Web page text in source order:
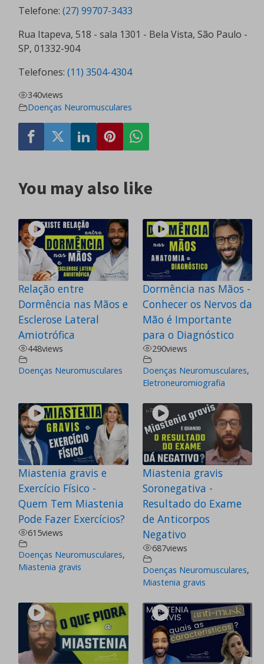
Telefone: (27) 99707-3433
Rua Itapeva, 518 - sala 1301 - Bela Vista, São Paulo -
SP, 01332-904
Telefones: (11) 3504-4304
340views
Doenças Neuromusculares
You may also like
Relação entre
Dormência nas Mãos e
Esclerose Lateral
Amiotrófica
448views
Doenças Neuromusculares
Dormência nas Mãos -
Conhecer os Nervos da
Mão é Importante
para o Diagnóstico
290views
Doenças Neuromusculares,
Eletroneuromiografia
Miastenia gravis e
Exercício Físico -
Quem Tem Miastenia
Pode Fazer Exercícios?
615views
Doenças Neuromusculares,
Miastenia gravis
Miastenia gravis
Soronegativa -
Resultado do Exame
de Anticorpos
Negativo
687views
Doenças Neuromusculares,
Miastenia gravis